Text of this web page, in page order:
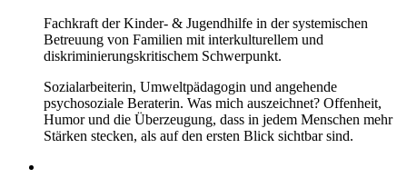
Fachkraft der Kinder- & Jugendhilfe in der systemischen
Betreuung von Familien mit interkulturellem und
diskriminierungskritischem Schwerpunkt.
Sozialarbeiterin, Umweltpädagogin und angehende
psychosoziale Beraterin. Was mich auszeichnet? Offenheit,
Humor und die Überzeugung, dass in jedem Menschen mehr
Stärken stecken, als auf den ersten Blick sichtbar sind.